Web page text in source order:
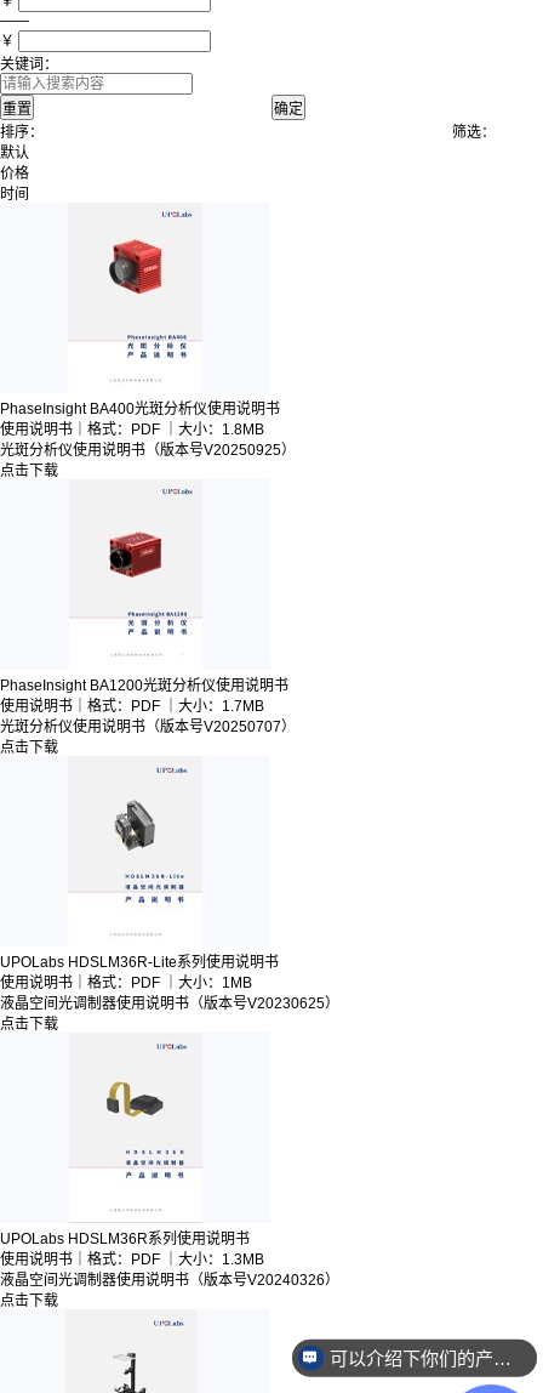
——
￥
关键词：
排序：
默认
价格
时间
筛选：
PhaseInsight BA400光斑分析仪使用说明书
使用说明书｜格式：PDF ｜大小：1.8MB
光斑分析仪使用说明书（版本号V20250925）
点击下载
PhaseInsight BA1200光斑分析仪使用说明书
使用说明书｜格式：PDF ｜大小：1.7MB
光斑分析仪使用说明书（版本号V20250707）
点击下载
UPOLabs HDSLM36R-Lite系列使用说明书
使用说明书｜格式：PDF ｜大小：1MB
液晶空间光调制器使用说明书（版本号V20230625）
点击下载
UPOLabs HDSLM36R系列使用说明书
使用说明书｜格式：PDF ｜大小：1.3MB
液晶空间光调制器使用说明书（版本号V20240326）
点击下载
销售负责人联系方式是多少？